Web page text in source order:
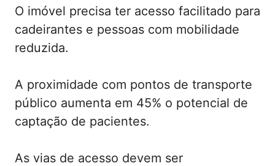
O imóvel precisa ter acesso facilitado para
cadeirantes e pessoas com mobilidade
reduzida.
A proximidade com pontos de transporte
público aumenta em 45% o potencial de
captação de pacientes.
As vias de acesso devem ser